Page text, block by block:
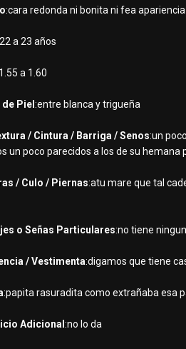
:cara redonda ni bonita ni fea
a 23 años
a 1.60
Piel :entre blanca y trigueña
/ Cintura / Barriga / Senos:un
un poco parecidos a los de su hemana
/ Culo / Piernas:atu mare que tal
o Señas Particulares:no tiene
/ Vestimenta:digamos que tiene
:papita rasuradita como extrañaba esa
Adicional :no lo da